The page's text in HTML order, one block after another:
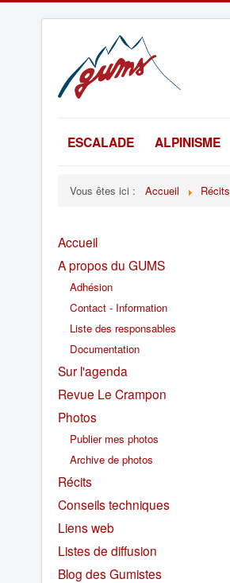
ESCALADE ALPINISME
Vous êtes ici : Accueil Récits
Accueil
A propos du GUMS
Adhésion
Contact - Information
Liste des responsables
Documentation
Sur l'agenda
Revue Le Crampon
Photos
Publier mes photos
Archive de photos
Récits
Conseils techniques
Liens web
Listes de diffusion
Blog des Gumistes